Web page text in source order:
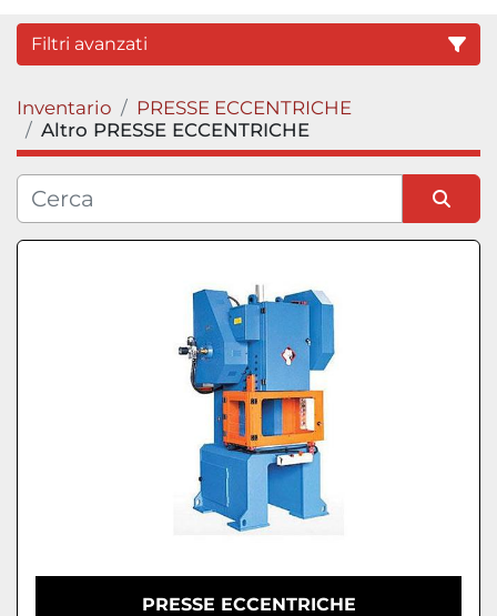
Filtri avanzati
Categoria
Condizione
Inventario
PRESSE ECCENTRICHE
Altro PRESSE ECCENTRICHE
Ordina per
PRESSE ECCENTRICHE